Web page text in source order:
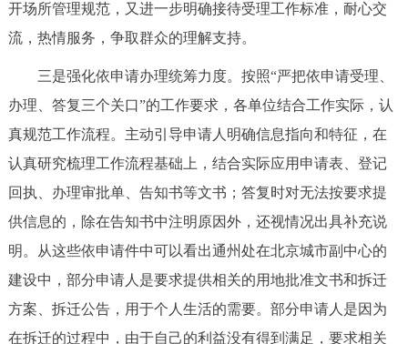
开场所管理规范，又进一步明确接待受理工作标准，耐心交
流，热情服务，争取群众的理解支持。
三是强化依申请办理统筹力度。按照“严把依申请受理、
办理、答复三个关口”的工作要求，各单位结合工作实际，认
真规范工作流程。主动引导申请人明确信息指向和特征，在
认真研究梳理工作流程基础上，结合实际应用申请表、登记
回执、办理审批单、告知书等文书；答复时对无法按要求提
供信息的，除在告知书中注明原因外，还视情况出具补充说
明。从这些依申请件中可以看出通州处在北京城市副中心的
建设中，部分申请人是要求提供相关的用地批准文书和拆迁
方案、拆迁公告，用于个人生活的需要。部分申请人是因为
在拆迁的过程中，由于自己的利益没有得到满足，要求相关